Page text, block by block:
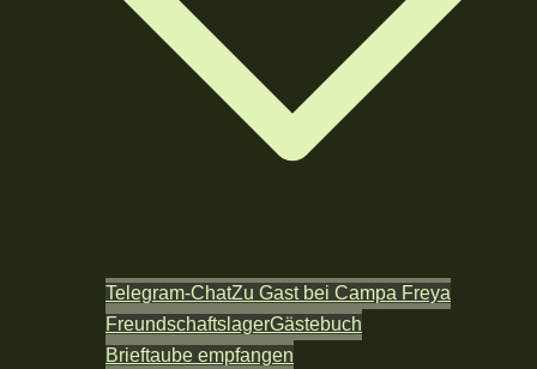
Telegram-ChatZu Gast bei Campa Freya
FreundschaftslagerGästebuch
Brieftaube empfangen